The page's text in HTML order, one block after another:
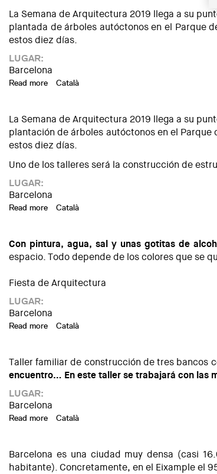
La Semana de Arquitectura 2019 llega a su
plantada de árboles autóctonos en el Parque
estos diez días.
LUGAR:
Barcelona
Read more about Taller de construcción con madera.
Català
La Semana de Arquitectura 2019 llega a su
plantación de árboles autóctonos en el
estos diez días.
Uno de los talleres será la construcción de
LUGAR:
Barcelona
Read more about Taller de construcción. Grandes
Català
Con pintura, agua, sal y unas gotitas de
espacio. Todo depende de los colores que se
Fiesta de Arquitectura
LUGAR:
Barcelona
Read more about Taller de acuarela #FemPaisatge
Català
Taller familiar de construcción de tres bancos
encuentro… En este taller se trabajará con las
LUGAR:
Barcelona
Read more about Taller de construcción. Bancos de tierra
Català
Barcelona es una ciudad muy densa (casi
habitante). Concretamente, en el Eixample el